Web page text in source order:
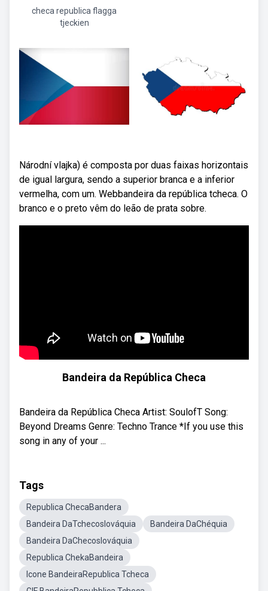
checa republica flagga
tjeckien
Národní vlajka) é composta por duas faixas horizontais
de igual largura, sendo a superior branca e a inferior
vermelha, com um. Webbandeira da república tcheca. O
branco e o preto vêm do leão de prata sobre.
Bandeira da República Checa
Bandeira da República Checa Artist: SoulofT Song:
Beyond Dreams Genre: Techno Trance *If you use this
song in any of your ...
Tags
Republica ChecaBandera
Bandeira DaTchecoslováquia
Bandeira DaChéquia
Bandeira DaChecoslováquia
Republica ChekaBandeira
Icone BandeiraRepublica Tcheca